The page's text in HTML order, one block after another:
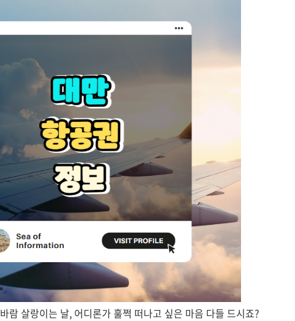
람 살랑이는 날, 어디론가 훌쩍 떠나고 싶은 마음 다들 드시죠?